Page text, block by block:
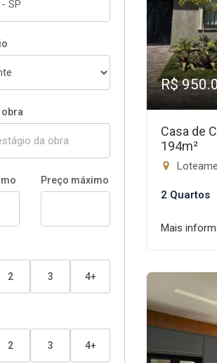
obra
Preço máximo
2 3 4+
2 3 4+
R$
Casa de
194m²
2 Quartos
Mais